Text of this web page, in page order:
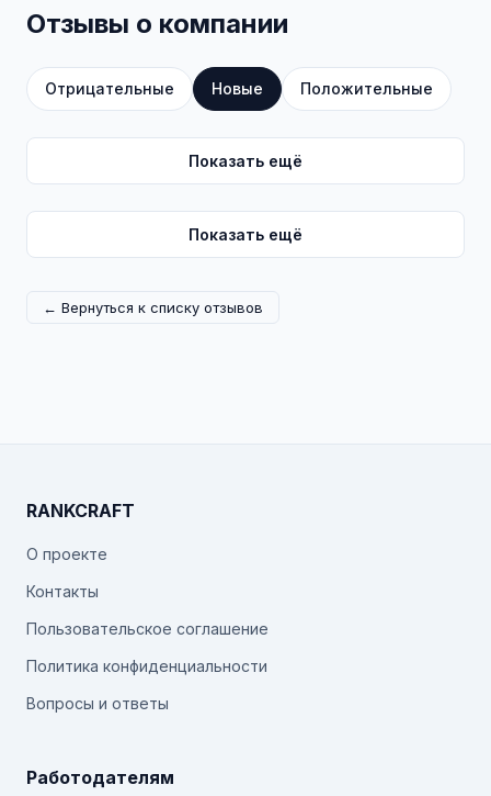
Отзывы о компании
Отрицательные Новые Положительные
Показать ещё
Показать ещё
← Вернуться к списку отзывов
RANKCRAFT
О проекте
Контакты
Пользовательское соглашение
Политика конфиденциальности
Вопросы и ответы
Работодателям